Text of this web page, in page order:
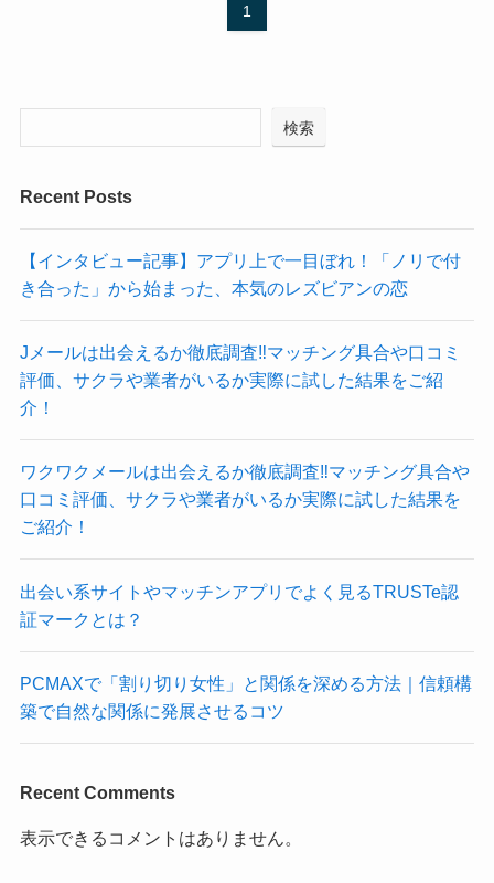
1
検索
Recent Posts
【インタビュー記事】アプリ上で一目ぼれ！「ノリで付
き合った」から始まった、本気のレズビアンの恋
Jメールは出会えるか徹底調査‼マッチング具合や口コミ
評価、サクラや業者がいるか実際に試した結果をご紹
介！
ワクワクメールは出会えるか徹底調査‼マッチング具合や
口コミ評価、サクラや業者がいるか実際に試した結果を
ご紹介！
出会い系サイトやマッチンアプリでよく見るTRUSTe認
証マークとは？
PCMAXで「割り切り女性」と関係を深める方法｜信頼構
築で自然な関係に発展させるコツ
Recent Comments
表示できるコメントはありません。